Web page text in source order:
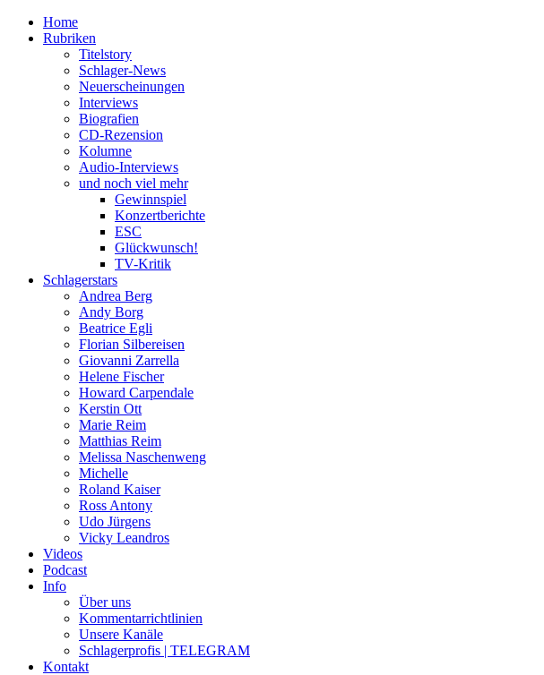
Home
Rubriken
Titelstory
Schlager-News
Neuerscheinungen
Interviews
Biografien
CD-Rezension
Kolumne
Audio-Interviews
und noch viel mehr
Gewinnspiel
Konzertberichte
ESC
Glückwunsch!
TV-Kritik
Schlagerstars
Andrea Berg
Andy Borg
Beatrice Egli
Florian Silbereisen
Giovanni Zarrella
Helene Fischer
Howard Carpendale
Kerstin Ott
Marie Reim
Matthias Reim
Melissa Naschenweng
Michelle
Roland Kaiser
Ross Antony
Udo Jürgens
Vicky Leandros
Videos
Podcast
Info
Über uns
Kommentarrichtlinien
Unsere Kanäle
Schlagerprofis | TELEGRAM
Kontakt